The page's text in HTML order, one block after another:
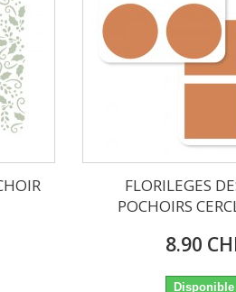
FLORILEGES
POCHOIRS
8.90
Disponible